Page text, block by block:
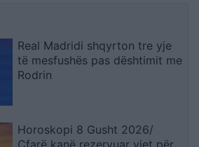
Real Madridi shqyrton tre yje
të mesfushës pas dështimit me
Rodrin
Horoskopi 8 Gusht 2026/